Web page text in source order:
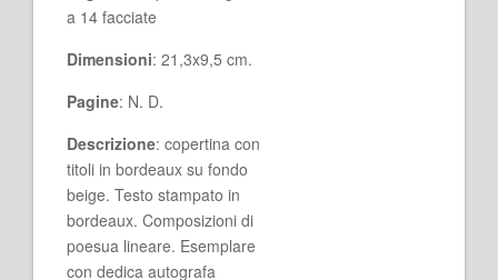
a 14 facciate
Dimensioni: 21,3x9,5 cm.
Pagine: N. D.
Descrizione: copertina con
titoli in bordeaux su fondo
beige. Testo stampato in
bordeaux. Composizioni di
poesua lineare. Esemplare
con dedica autografa